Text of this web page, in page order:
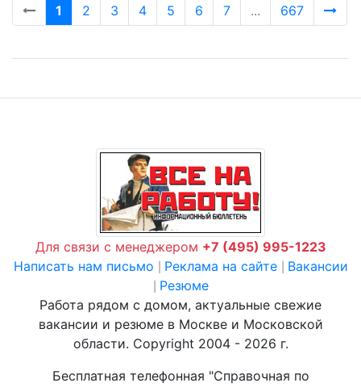
1 2 3 4 5 6 7 ... 667
Для связи с менеджером +7 (495) 995-1223
Написать нам письмо
Реклама на сайте Вакансии
Резюме
Работа рядом с домом, актуальные свежие
вакансии и резюме в Москве и Московской
области. Copyright 2004 - 2026 г.
Бесплатная телефонная "Справочная по